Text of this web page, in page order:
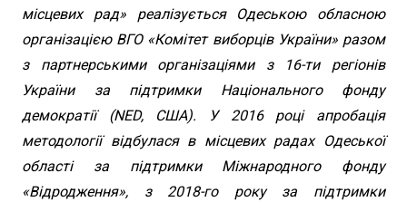
місцевих рад» реалізується Одеською обласною
організацією ВГО «Комітет виборців України» разом
з партнерськими організаціями з 16-ти регіонів
України за підтримки Національного фонду
демократії (NED, США). У 2016 році апробація
методології відбулася в місцевих радах Одеської
області за підтримки Міжнародного фонду
«Відродження», з 2018-го року за підтримки